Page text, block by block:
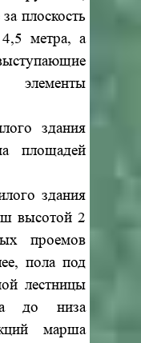
плоскость
метра, а
здания
площадей
здания
высотой 2
проемов
пола под
лестницы
до низа
марша